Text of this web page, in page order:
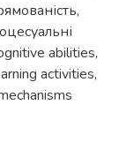
,
abilities,
activities,